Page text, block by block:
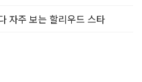
자주 보는 할리우드 스타